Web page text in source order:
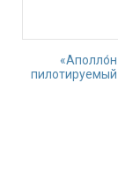
пилотируемый